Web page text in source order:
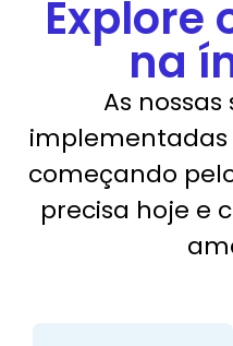
Explore
na
As nossas
começando
precisa hoje e